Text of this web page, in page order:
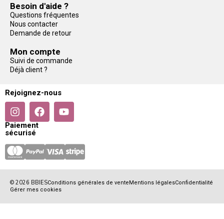
Besoin d'aide ?
Questions fréquentes
Nous contacter
Demande de retour
Mon compte
Suivi de commande
Déjà client ?
Rejoignez-nous
Paiement
sécurisé
© 2026 BBIESConditions générales de venteMentions légalesConfidentialité
Gérer mes cookies